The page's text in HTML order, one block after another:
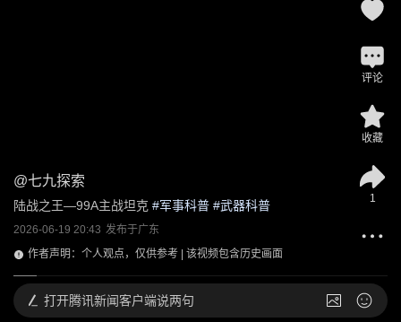
@七九探索
陆战之王—99A主战坦克 #军事科普 #武器科普
2026-06-19 20:43 发布于广东
作者声明：个人观点，仅供参考 | 该视频包含历史画面
评论
收藏
1
打开腾讯新闻客户端说两句